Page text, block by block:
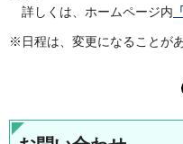
詳しくは、ホームページ内
※日程は、変更になることが